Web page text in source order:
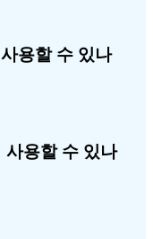
용할 수 있나
사용할 수 있나